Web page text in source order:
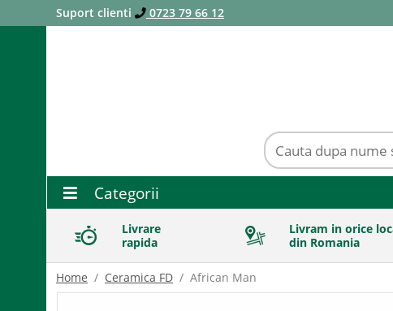
Suport clienti 0723 79 66 12
Categorii
Livrare
rapida
Livram in orice
din Romania
Home Ceramica FD African Man